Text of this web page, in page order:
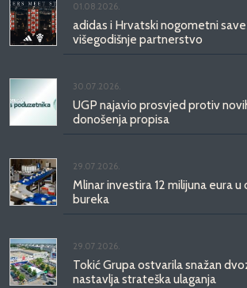
01.08.2026.
adidas i Hrvatski nogometni
višegodišnje partnerstvo
30.07.2026.
UGP najavio prosvjed protiv
donošenja propisa
29.07.2026.
Mlinar investira 12 milijuna eura
bureka
29.07.2026.
Tokić Grupa ostvarila snažan
nastavlja strateška ulaganja